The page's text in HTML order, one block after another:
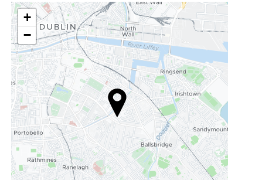
+
−